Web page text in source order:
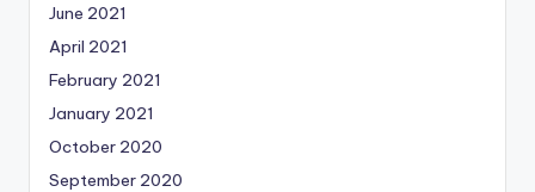
June 2021
April 2021
February 2021
January 2021
October 2020
September 2020